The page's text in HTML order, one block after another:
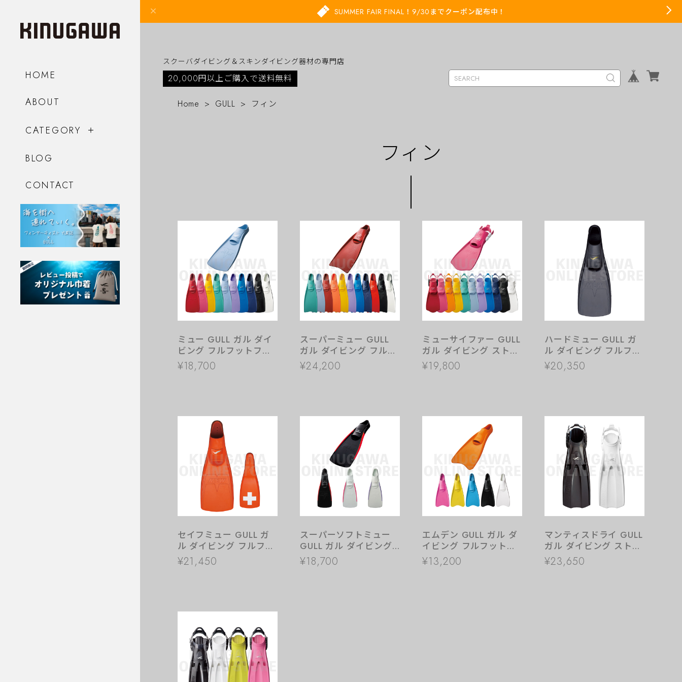
HOME
ABOUT
CATEGORY
BLOG
CONTACT
SUMMER FAIR FINAL！9/30までクーポン配布中！
スクーバダイビング＆スキンダイビング器材の専門店
20,000円以上ご購入で送料無料
Home GULL フィン
フィン
ミュー GULL ガル ダイ
ビング フルフットフィ
ン
¥18,700
スーパーミュー GULL
ガル ダイビング フルフ
ットフィン
¥24,200
ミューサイファー GULL
ガル ダイビング ストラ
ップフィン
¥19,800
ハードミュー GULL ガ
ル ダイビング フルフッ
トフィン
¥20,350
セイフミュー GULL ガ
ル ダイビング フルフッ
トフィン
¥21,450
スーパーソフトミュー
GULL ガル ダイビング
フルフットフィン
¥18,700
エムデン GULL ガル ダ
イビング フルフットフ
ィン
¥13,200
マンティスドライ GULL
ガル ダイビング ストラ
ップフィン
¥23,650